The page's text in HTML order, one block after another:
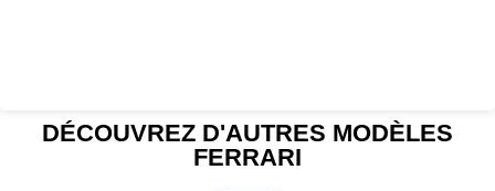
DÉCOUVREZ D'AUTRES MODÈLES
FERRARI